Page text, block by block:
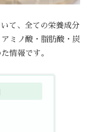
て、全ての栄養成分
ミノ酸・脂肪酸・炭
情報です。